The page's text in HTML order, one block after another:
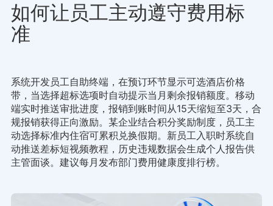
如何让员工主动遵守费用标
准
系统开发员工自助终端，在预订环节显示可选酒店价格
带，当选择超标选项时自动提示当月剩余报销额度。移动
端实时推送审批进度，报销到账时间从15天缩短至3天，合
规报销获得正向激励。某企业结合积分奖励制度，员工主
动选择标准内住宿可累积兑换假期。新员工入职时系统自
动推送差标短视频教程，历史违规数据会生成个人报告供
主管面谈。建议每月发布部门费用健康度排行榜。